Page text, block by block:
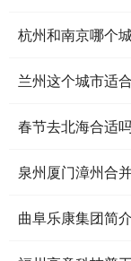
杭州和南京哪个
兰州这个城市适
春节去北海合适
泉州厦门漳州合
曲阜乐康集团简